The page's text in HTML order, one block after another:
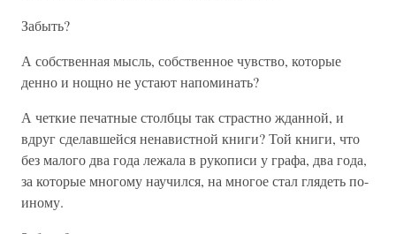
Забыть?
А собственная мысль, собственное чувство, которые
денно и нощно не устают напоминать?
А четкие печатные столбцы так страстно жданной, и
вдруг сделавшейся ненавистной книги? Той книги, что
без малого два года лежала в рукописи у графа, два года,
за которые многому научился, на многое стал глядеть по-
иному.